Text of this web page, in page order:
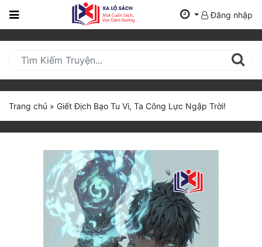
Trang
Mới
Cập
Nhật
(current)
Truyện Mới Ra
Đăng nhập
Trang chủ » Giết Địch Bạo Tu Vi, Ta Công Lực Ngập Trời!